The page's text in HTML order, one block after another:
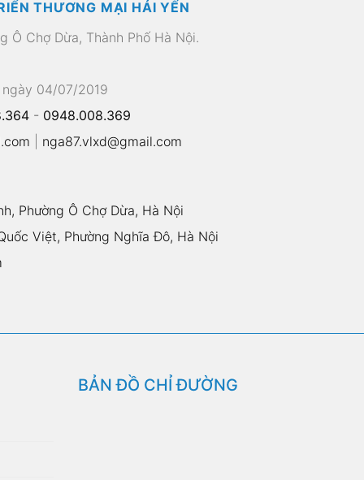
THƯƠNG MẠI HẢI YẾN
Ô Chợ Dừa, Thành Phố Hà Nội.
04/07/2019
- 0948.008.369
nga87.vlxd@gmail.com
Phường Ô Chợ Dừa, Hà Nội
Việt, Phường Nghĩa Đô, Hà Nội
BẢN ĐỒ CHỈ ĐƯỜNG